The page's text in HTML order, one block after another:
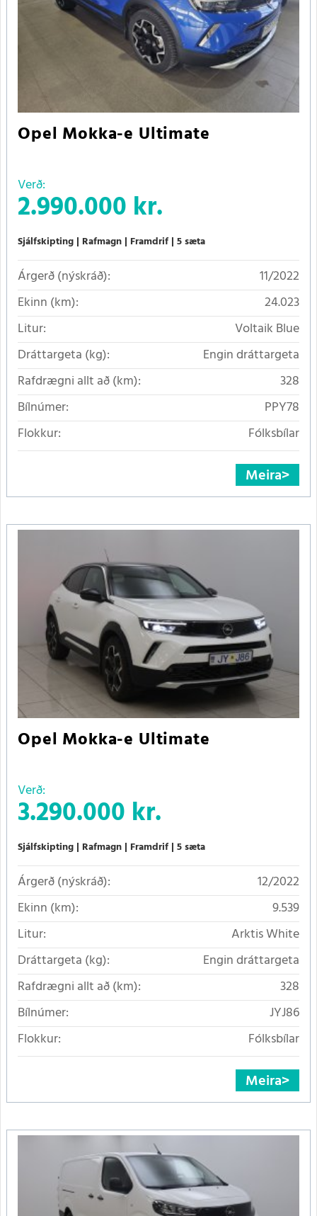
Opel Mokka-e Ultimate
Verð:
2.990.000 kr.
Sjálfskipting Rafmagn Framdrif 5 sæta
Árgerð (nýskráð):
11/2022
Ekinn (km):
24.023
Litur:
Voltaik Blue
Dráttargeta (kg):
Engin dráttargeta
Rafdrægni allt að (km):
328
Bílnúmer:
PPY78
Flokkur:
Fólksbílar
Meira
Opel Mokka-e Ultimate
Verð:
3.290.000 kr.
Sjálfskipting Rafmagn Framdrif 5 sæta
Árgerð (nýskráð):
12/2022
Ekinn (km):
9.539
Litur:
Arktis White
Dráttargeta (kg):
Engin dráttargeta
Rafdrægni allt að (km):
328
Bílnúmer:
JYJ86
Flokkur:
Fólksbílar
Meira